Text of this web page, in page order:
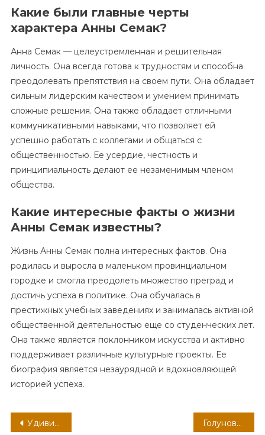
Какие были главные черты
характера Анны Семак?
Анна Семак — целеустремленная и решительная
личность. Она всегда готова к трудностям и способна
преодолевать препятствия на своем пути. Она обладает
сильным лидерским качеством и умением принимать
сложные решения. Она также обладает отличными
коммуникативными навыками, что позволяет ей
успешно работать с коллегами и общаться с
общественностью. Ее усердие, честность и
принципиальность делают ее незаменимым членом
общества.
Какие интересные факты о жизни
Анны Семак известны?
Жизнь Анны Семак полна интересных фактов. Она
родилась и выросла в маленьком провинциальном
городке и смогла преодолеть множество преград и
достичь успеха в политике. Она обучалась в
престижных учебных заведениях и занималась активной
общественной деятельностью еще со студенческих лет.
Она также является поклонником искусства и активно
поддерживает различные культурные проекты. Ее
биография является незаурядной и вдохновляющей
историей успеха.
Навигация
Удивительная жизнь и творческий гений Вячеслава Мясникова — путешествие от медицины к юмору в команде Уральские пельмени Голунова Елена — биография, дети, личная жизнь — уникальные факты о жизни и карьере